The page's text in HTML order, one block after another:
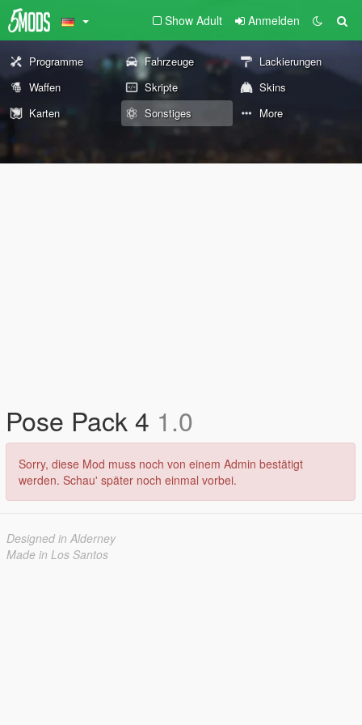
Show Adult Anmelden
Programme Fahrzeuge
Lackierungen
Waffen
Skripte
Skins
Karten
Sonstiges More
Pose Pack 4 1.0
Sorry, diese Mod muss noch von einem Admin bestätigt
werden. Schau' später noch einmal vorbei.
Designed in Alderney
Made in Los Santos